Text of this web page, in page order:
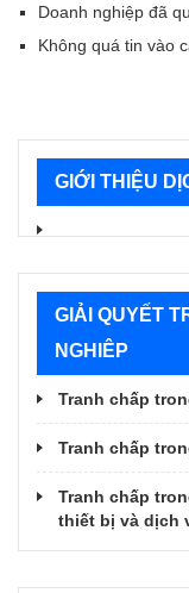
Doanh nghiệp đã
Không quá tin vào
GIỚI THIỆU
GIẢI QUYẾT
NGHIÊP
Tranh chấp
Tranh chấp
Tranh chấp
thiết bị và dịch